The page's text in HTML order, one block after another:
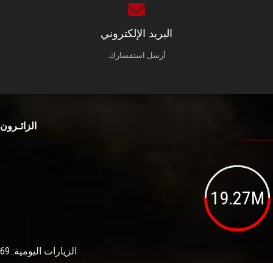
البريد الإلكتروني
أرسل استفسارك.
الزائـرون
19.27M
الزيارات اليومية: 69